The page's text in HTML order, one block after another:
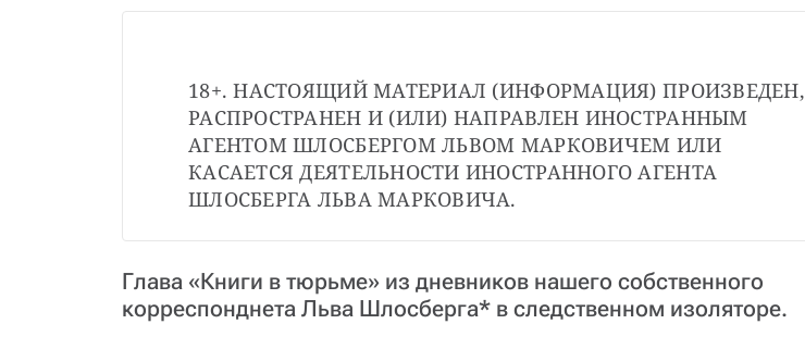
18+. НАСТОЯЩИЙ МАТЕРИАЛ (ИНФОРМАЦИЯ) ПРОИЗВЕДЕН,
РАСПРОСТРАНЕН И (ИЛИ) НАПРАВЛЕН ИНОСТРАННЫМ
АГЕНТОМ ШЛОСБЕРГОМ ЛЬВОМ МАРКОВИЧЕМ ИЛИ
КАСАЕТСЯ ДЕЯТЕЛЬНОСТИ ИНОСТРАННОГО АГЕНТА
ШЛОСБЕРГА ЛЬВА МАРКОВИЧА.
Глава «Книги в тюрьме» из дневников нашего собственного
корреспонднета Льва Шлосберга* в следственном изоляторе.